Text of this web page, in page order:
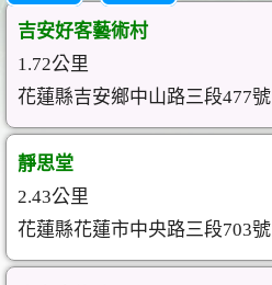
吉安好客藝術村
1.72公里
花蓮縣吉安鄉中山路三段477號
靜思堂
2.43公里
花蓮縣花蓮市中央路三段703號